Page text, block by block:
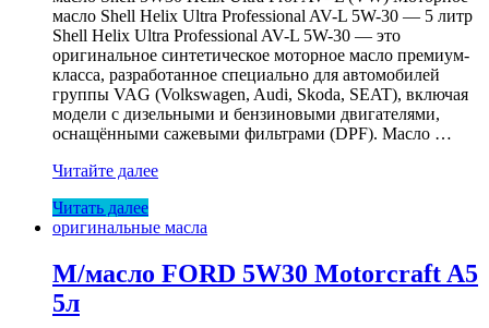
1.063,35 р..
масло Shell Helix Ultra Professional AV-L 5W-30 — 5 литр
Shell Helix Ultra Professional AV-L 5W-30 — это
оригинальное синтетическое моторное масло премиум-
класса, разработанное специально для автомобилей
группы VAG (Volkswagen, Audi, Skoda, SEAT), включая
модели с дизельными и бензиновыми двигателями,
оснащёнными сажевыми фильтрами (DPF). Масло …
М/
Shell
5W30
Ultra
Prof
AV-
Читайте далее
Читать далее
оригинальные масла
М/масло FORD 5W30 Motorcraft A5
5л